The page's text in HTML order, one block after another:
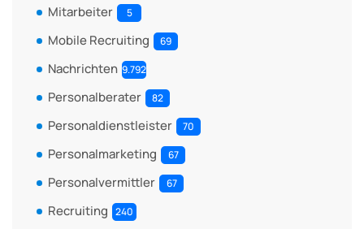
Mitarbeiter 5
Mobile Recruiting 69
Nachrichten 9.792
Personalberater 82
Personaldienstleister 70
Personalmarketing 67
Personalvermittler 67
Recruiting 240